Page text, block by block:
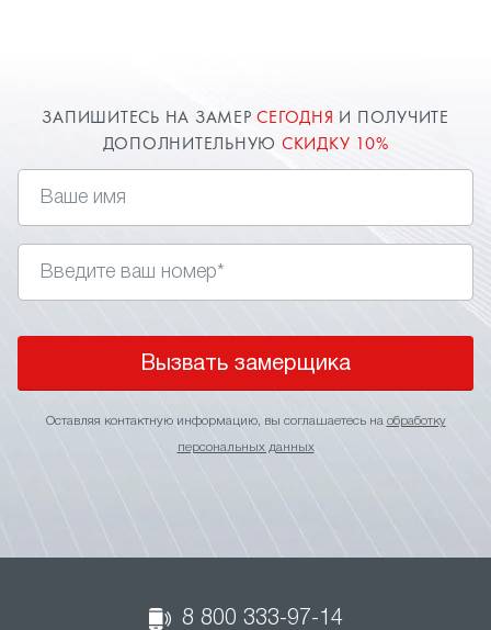
договор у вас дома.
ЗАПИШИТЕСЬ НА ЗАМЕРСЕГОДНЯ И ПОЛУЧИТЕ
ДОПОЛНИТЕЛЬНУЮ СКИДКУ 10%
Вызвать замерщика
Оставляя контактную информацию, вы соглашаетесь на обработку
персональных данных
8 800 333-97-14